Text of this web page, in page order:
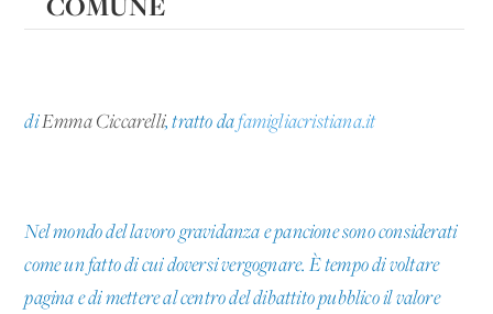
diEmma Ciccarelli, tratto da famigliacristiana.it
Nel mondo del lavoro gravidanza e pancione sono considerati
come un fatto di cui doversi vergognare. È tempo di voltare
pagina e di mettere al centro del dibattito pubblico il valore